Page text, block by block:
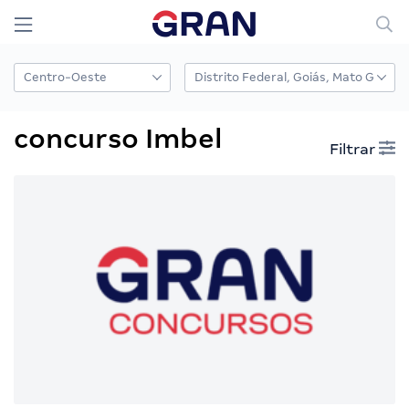
concurso Imbel Filtrar